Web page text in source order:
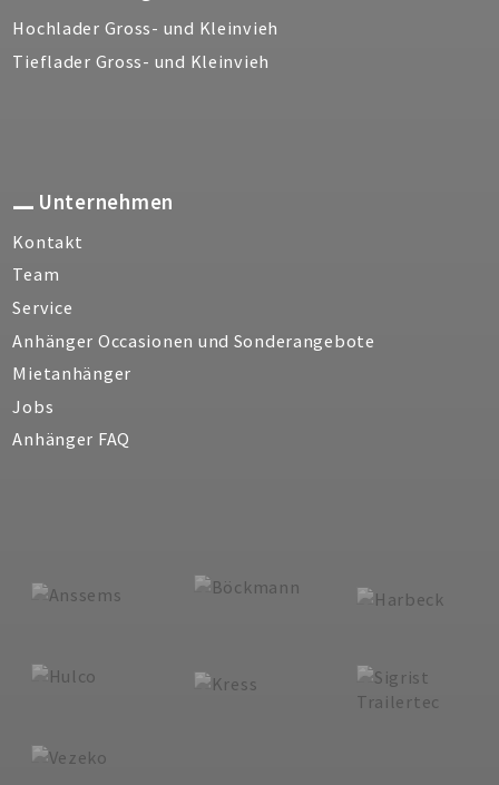
Hochlader Gross- und Kleinvieh
Tieflader Gross- und Kleinvieh
Unternehmen
Kontakt
Team
Service
Anhänger Occasionen und Sonderangebote
Mietanhänger
Jobs
Anhänger FAQ